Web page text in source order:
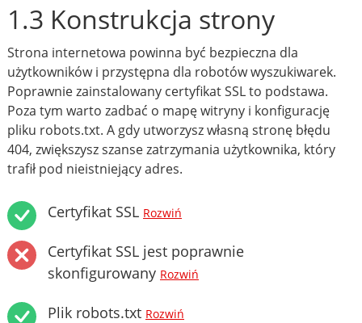
1.3 Konstrukcja strony
Strona internetowa powinna być bezpieczna dla
użytkowników i przystępna dla robotów wyszukiwarek.
Poprawnie zainstalowany certyfikat SSL to podstawa.
Poza tym warto zadbać o mapę witryny i konfigurację
pliku robots.txt. A gdy utworzysz własną stronę błędu
404, zwiększysz szanse zatrzymania użytkownika, który
trafił pod nieistniejący adres.
Certyfikat SSL Rozwiń
Certyfikat SSL jest poprawnie
skonfigurowany Rozwiń
Plik robots.txt Rozwiń